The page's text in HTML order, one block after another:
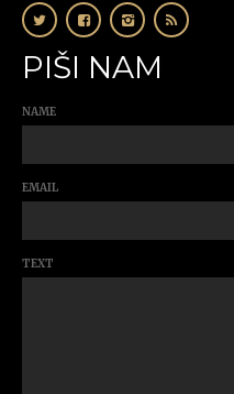
PIŠI NAM
NAME
EMAIL
TEXT